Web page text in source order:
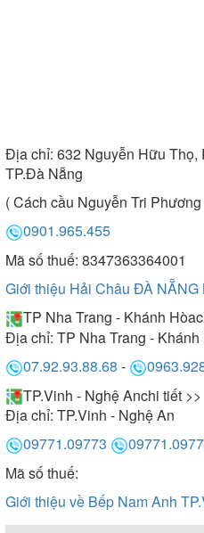
Địa chỉ: 632 Nguyễn Hữu Thọ,
TP.Đà Nẵng
( Cách cầu Nguyễn Tri
0901.965.455
Mã số thuế: 8347363364001
Giới thiệu Hải Châu ĐÀ NẴNG
TP Nha Trang - Khánh Hòa
Địa chỉ: TP Nha Trang - Khánh
07.92.93.88.68 -
TP.Vinh - Nghệ Anchi tiết >>
Địa chỉ: TP.Vinh - Nghệ An
09771.09773
Mã số thuế:
Giới thiệu về Bếp Nam Anh